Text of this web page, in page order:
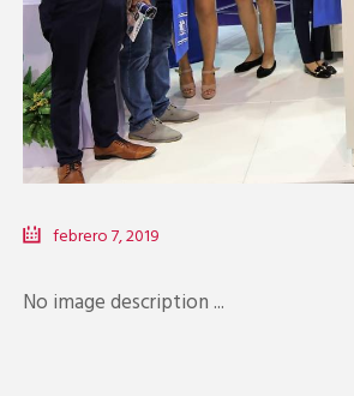
febrero 7, 2019
No image description ...